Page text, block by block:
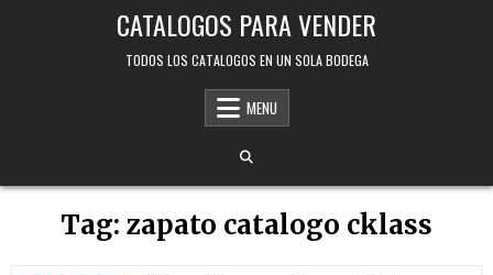
CATALOGOS PARA VENDER
TODOS LOS CATALOGOS EN UN SOLA BODEGA
MENU
Tag: zapato catalogo cklass